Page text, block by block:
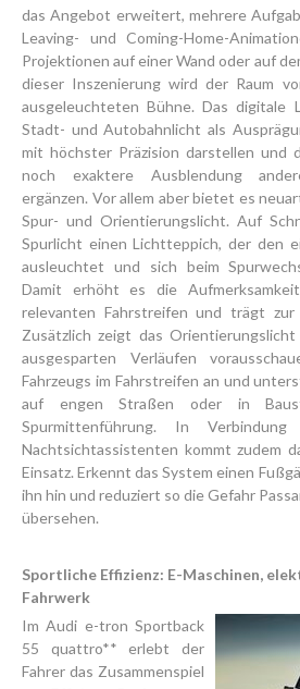
das Angebot erweitert, mehrere
Leaving- und Coming-Home-
Projektionen auf einer Wand oder auf
dieser Inszenierung wird der Raum
ausgeleuchteten Bühne. Das digitale
Stadt- und Autobahnlicht als
mit höchster Präzision darstellen und
noch exaktere Ausblendung
ergänzen. Vor allem aber bietet es
Spur- und Orientierungslicht. Auf
Spurlicht einen Lichtteppich, der den
ausleuchtet und sich beim
Damit erhöht es die
relevanten Fahrstreifen und trägt zur
Zusätzlich zeigt das
ausgesparten Verläufen
Fahrzeugs im Fahrstreifen an und
auf engen Straßen oder in
Spurmittenführung. In
Nachtsichtassistenten kommt zudem
Einsatz. Erkennt das System einen
ihn hin und reduziert so die Gefahr
übersehen.
Sportliche Effizienz: E-Maschinen,
Fahrwerk
Im Audi e-tron Sportback
55 quattro** erlebt der
Fahrer das Zusammenspiel